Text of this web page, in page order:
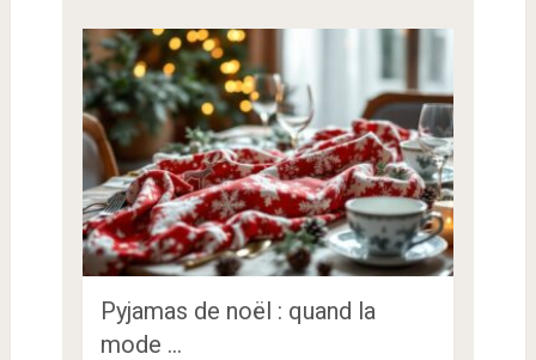
Pyjamas de noël : quand la
mode …